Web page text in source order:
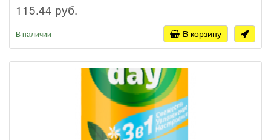
115.44 руб.
В наличии В корзину